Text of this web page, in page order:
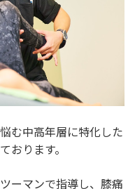
む中高年層に特化した
おります。
ーマンで指導し、膝痛